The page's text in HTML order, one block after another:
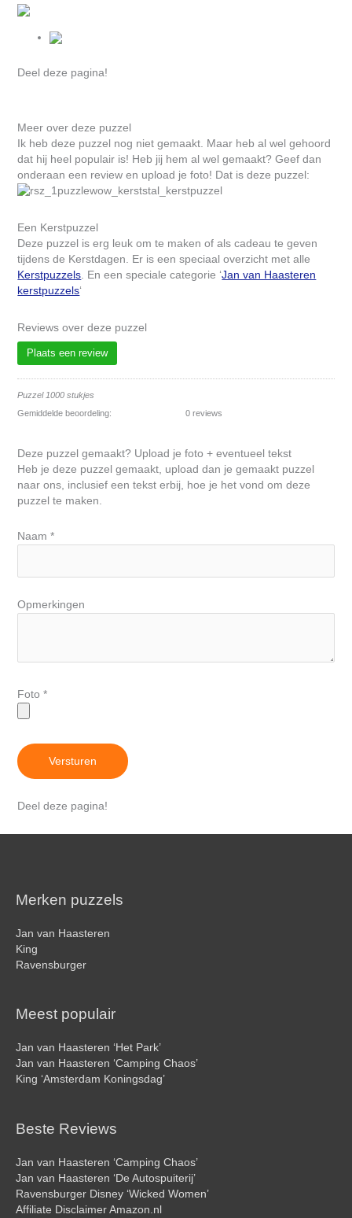
Deel deze pagina!
Meer over deze puzzel
Ik heb deze puzzel nog niet gemaakt. Maar heb al wel gehoord
dat hij heel populair is! Heb jij hem al wel gemaakt? Geef dan
onderaan een review en upload je foto! Dat is deze puzzel:
Een Kerstpuzzel
Deze puzzel is erg leuk om te maken of als cadeau te geven
tijdens de Kerstdagen. Er is een speciaal overzicht met alle
Kerstpuzzels. En een speciale categorie ‘Jan van Haasteren
kerstpuzzels‘
Reviews over deze puzzel
Plaats een review
Puzzel 1000 stukjes
Gemiddelde beoordeling:
0 reviews
Deze puzzel gemaakt? Upload je foto + eventueel tekst
Heb je deze puzzel gemaakt, upload dan je gemaakt puzzel
naar ons, inclusief een tekst erbij, hoe je het vond om deze
puzzel te maken.
Naam*
Opmerkingen
Foto*
Versturen
Deel deze pagina!
Merken puzzels
Jan van Haasteren
King
Ravensburger
Meest populair
Jan van Haasteren ‘Het Park’
Jan van Haasteren ‘Camping Chaos’
King ‘Amsterdam Koningsdag’
Beste Reviews
Jan van Haasteren ‘Camping Chaos’
Jan van Haasteren ‘De Autospuiterij’
Ravensburger Disney ‘Wicked Women’
Affiliate Disclaimer Amazon.nl